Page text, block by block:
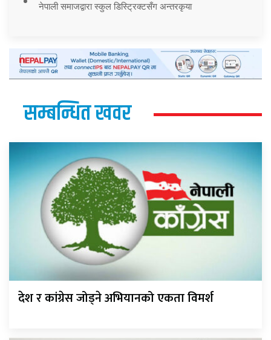
नेपाली समाजद्वारा स्कुल डिस्ट्रिक्टसँग अन्तरकृया
सम्बन्धित खवर
देश र कांग्रेस जोड्ने अभियानको एकता विमर्श